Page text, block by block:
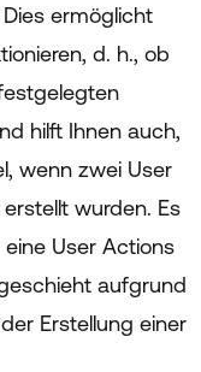
ermöglicht
d. h., ob
hilft Ihnen auch,
wenn zwei User
wurden. Es
User Actions
aufgrund
Erstellung einer